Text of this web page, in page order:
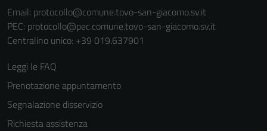
Email: protocollo@comune.tovo-san-giacomo.sv.it
PEC: protocollo@pec.comune.tovo-san-giacomo.sv.it
Centralino unico: +39 019.637901
Leggi le FAQ
Prenotazione appuntamento
Segnalazione disservizio
Richiesta assistenza